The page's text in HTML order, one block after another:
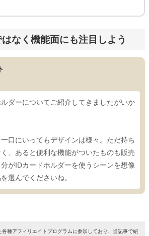
なく機能面にも注目しよう
ダーについてご紹介してきましたがいか
口にいってもデザインは様々。ただ持ち
、あると便利な機能がついたものも販売
がIDカードホルダーを使うシーンを想像
選んでくださいね。
種アフィリエイトプログラムに参加しており、当記事で紹